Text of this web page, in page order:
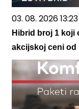
03. 08. 2026 13:23
Hibrid broj 1 koji
akcijskoj ceni od